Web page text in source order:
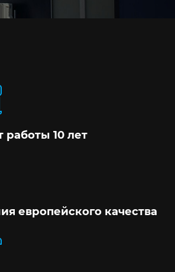
работы 10 лет
европейского качества